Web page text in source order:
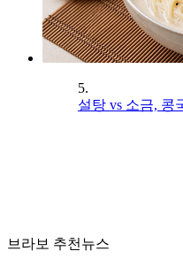
5.
설탕 vs 소금, 콩
브라보 추천뉴스